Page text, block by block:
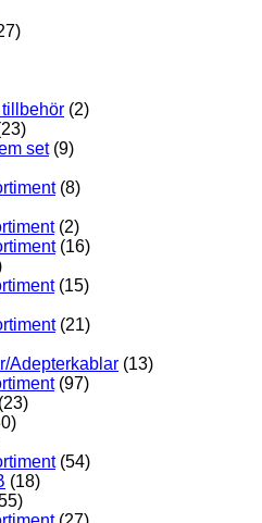
(2)
set (9)
(8)
(2)
(16)
(15)
(21)
Adepterkablar (13)
(97)
(23)
(54)
(18)